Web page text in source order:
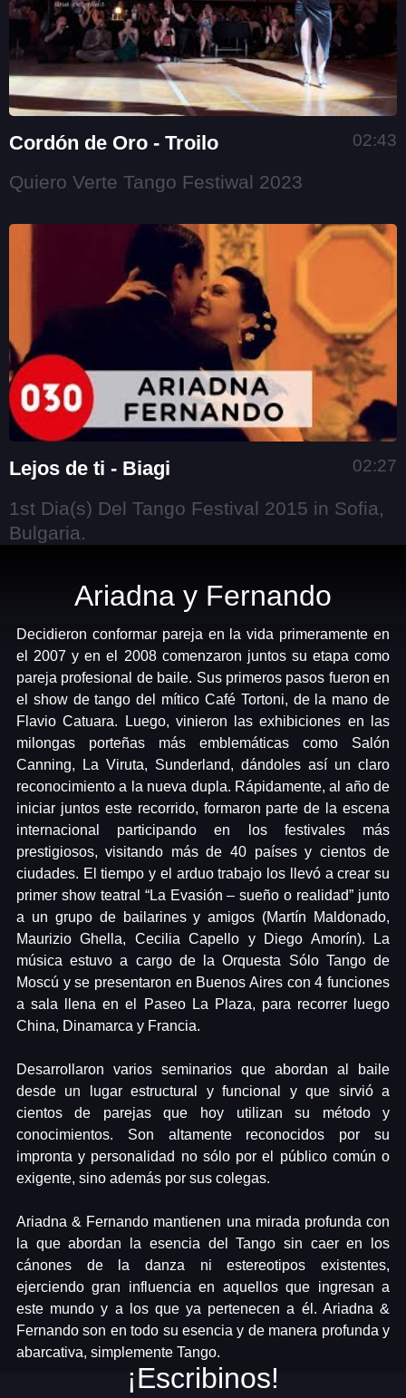
Cordón de Oro - Troilo 02:43
Quiero Verte Tango Festiwal 2023
Lejos de ti - Biagi 02:27
1st Dia(s) Del Tango Festival 2015 in Sofia,
Bulgaria.
Ariadna y Fernando
Decidieron conformar pareja en la vida primeramente en
el 2007 y en el 2008 comenzaron juntos su etapa como
pareja profesional de baile. Sus primeros pasos fueron en
el show de tango del mítico Café Tortoni, de la mano de
Flavio Catuara. Luego, vinieron las exhibiciones en las
milongas porteñas más emblemáticas como Salón
Canning, La Viruta, Sunderland, dándoles así un claro
reconocimiento a la nueva dupla. Rápidamente, al año de
iniciar juntos este recorrido, formaron parte de la escena
internacional participando en los festivales más
prestigiosos, visitando más de 40 países y cientos de
ciudades. El tiempo y el arduo trabajo los llevó a crear su
primer show teatral “La Evasión – sueño o realidad” junto
a un grupo de bailarines y amigos (Martín Maldonado,
Maurizio Ghella, Cecilia Capello y Diego Amorín). La
música estuvo a cargo de la Orquesta Sólo Tango de
Moscú y se presentaron en Buenos Aires con 4 funciones
a sala llena en el Paseo La Plaza, para recorrer luego
China, Dinamarca y Francia.
Desarrollaron varios seminarios que abordan al baile
desde un lugar estructural y funcional y que sirvió a
cientos de parejas que hoy utilizan su método y
conocimientos. Son altamente reconocidos por su
impronta y personalidad no sólo por el público común o
exigente, sino además por sus colegas.
Ariadna & Fernando mantienen una mirada profunda con
la que abordan la esencia del Tango sin caer en los
cánones de la danza ni estereotipos existentes,
ejerciendo gran influencia en aquellos que ingresan a
este mundo y a los que ya pertenecen a él. Ariadna &
Fernando son en todo su esencia y de manera profunda y
abarcativa, simplemente Tango.
¡Escribinos!